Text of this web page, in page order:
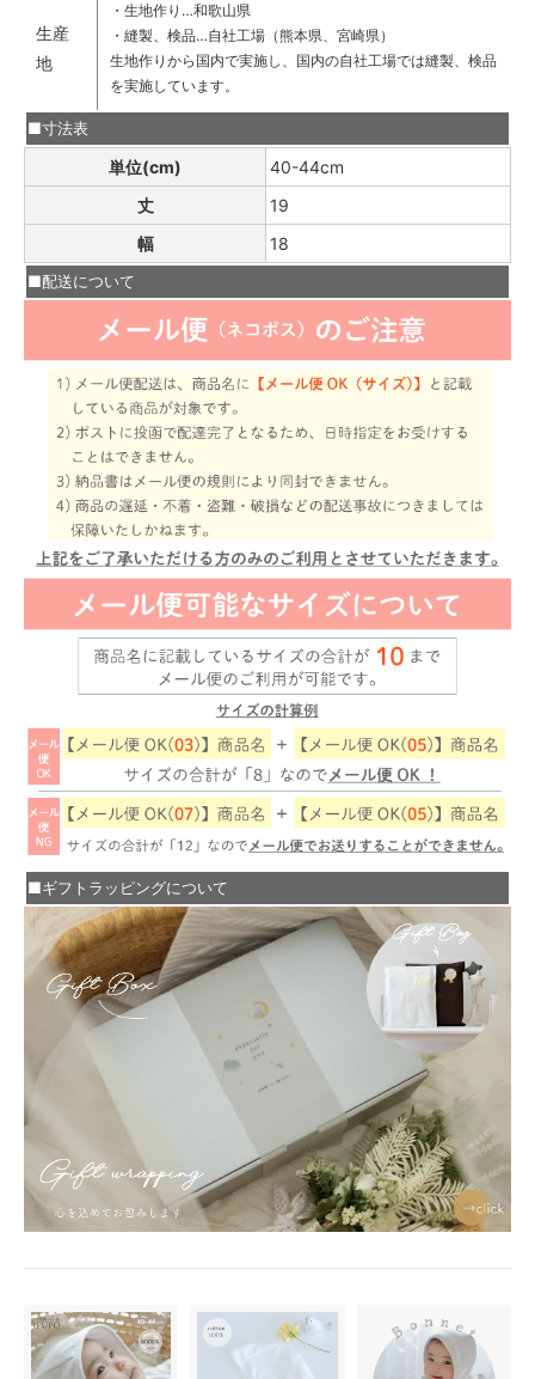
生産
地
・生地作り…和歌山県
・縫製、検品…自社工場（熊本県、宮崎県）
生地作りから国内で実施し、国内の自社工場では縫製、検品
を実施しています。
■寸法表
単位(cm)
40-44cm
丈
19
幅
18
■配送について
■ギフトラッピングについて